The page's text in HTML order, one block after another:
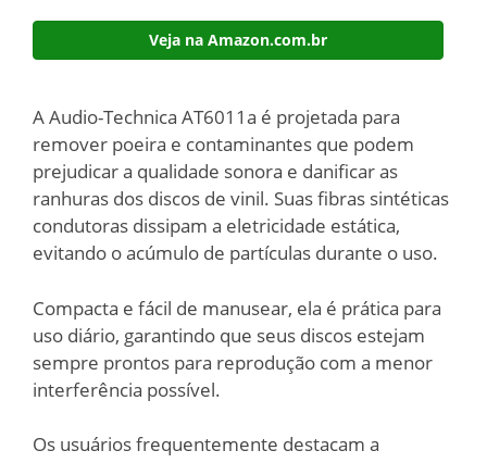
Veja na Amazon.com.br
A Audio-Technica AT6011a é projetada para
remover poeira e contaminantes que podem
prejudicar a qualidade sonora e danificar as
ranhuras dos discos de vinil. Suas fibras sintéticas
condutoras dissipam a eletricidade estática,
evitando o acúmulo de partículas durante o uso.
Compacta e fácil de manusear, ela é prática para
uso diário, garantindo que seus discos estejam
sempre prontos para reprodução com a menor
interferência possível.
Os usuários frequentemente destacam a